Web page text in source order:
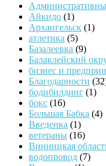
Айкидо (1)
Архангельск (1)
атлетика (5)
Базалеевка (9)
Балаклейский
бизнес и
Благодарности
бодибилдинг (1)
бокс (16)
Большая Бабка (4)
Введенка (1)
ветераны (16)
Винницкая
водопровод (7)